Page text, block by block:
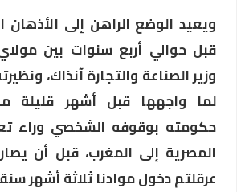
ويعيد الوضع الراهن إلى
قبل حوالي أربع سنوات بين
وزير الصناعة والتجارة آنذاك،
لما واجهها قبل أشهر قليلة
حكومته بوقوفه الشخصي وراء
المصرية إلى المغرب، قبل أن
عرقلتم دخول موادنا ثلاثة أشهر